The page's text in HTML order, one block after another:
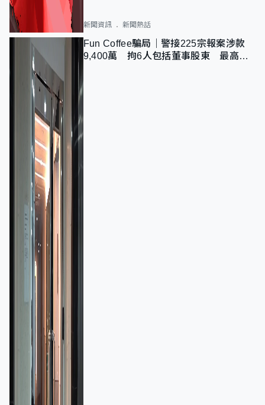
新聞資訊 新聞熱話
Fun Coffee騙局｜警接225宗報案涉款
9,400萬 拘6人包括董事股東 最高金